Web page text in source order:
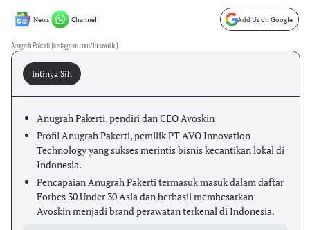
News Channel Add Us on Google
Anugrah Pakerti (instagram.com/theavolife)
Intinya Sih
Anugrah Pakerti, pendiri dan CEO Avoskin
Profil Anugrah Pakerti, pemilik PT AVO Innovation
Technology yang sukses merintis bisnis kecantikan lokal di
Indonesia.
Pencapaian Anugrah Pakerti termasuk masuk dalam daftar
Forbes 30 Under 30 Asia dan berhasil membesarkan
Avoskin menjadi brand perawatan terkenal di Indonesia.